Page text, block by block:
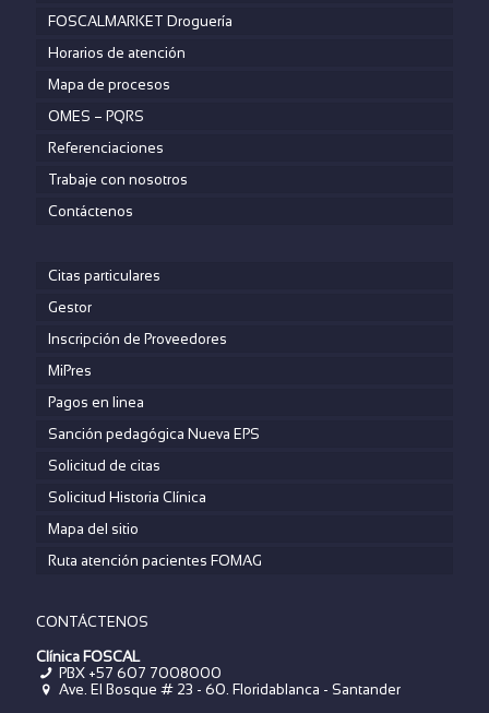
FOSCALMARKET Droguería
Horarios de atención
Mapa de procesos
OMES – PQRS
Referenciaciones
Trabaje con nosotros
Contáctenos
Citas particulares
Gestor
Inscripción de Proveedores
MiPres
Pagos en linea
Sanción pedagógica Nueva EPS
Solicitud de citas
Solicitud Historia Clínica
Mapa del sitio
Ruta atención pacientes FOMAG
CONTÁCTENOS
Clínica FOSCAL
PBX +57 607 7008000
Ave. El Bosque # 23 - 60. Floridablanca - Santander